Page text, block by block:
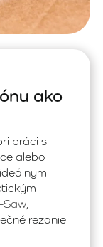
ako
práci s
alebo
Saw
rezanie